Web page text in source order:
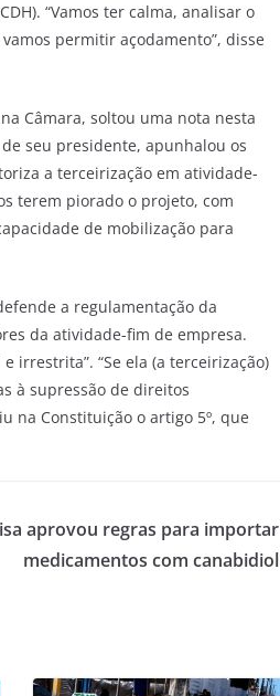
“Vamos ter calma, analisar o
permitir açodamento”, disse
Câmara, soltou uma nota nesta
seu presidente, apunhalou os
a terceirização em atividade-
terem piorado o projeto, com
de mobilização para
a regulamentação da
da atividade-fim de empresa.
irrestrita”. “Se ela (a terceirização)
à supressão de direitos
na Constituição o artigo 5º, que
aprovou regras para importar
medicamentos com canabidiol